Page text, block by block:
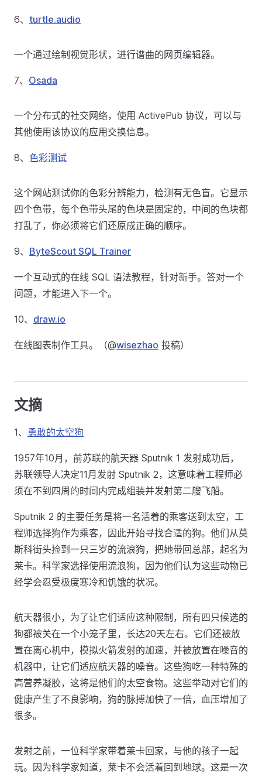
6、 turtle.audio
一个通过绘制视觉形状，进行谱曲的网页编辑器。
7、 Osada
一个分布式的社交网络，使用 ActivePub 协议，可以与
其他使用该协议的应用交换信息。
8、 色彩测试
这个网站测试你的色彩分辨能力，检测有无色盲。它显示
四个色带，每个色带头尾的色块是固定的，中间的色块都
打乱了，你必须将它们还原成正确的顺序。
9、 ByteScout SQL Trainer
一个互动式的在线 SQL 语法教程，针对新手。答对一个
问题，才能进入下一个。
10、 draw.io
在线图表制作工具。（@wisezhao 投稿）
文摘
1、 勇敢的太空狗
1957年10月，前苏联的航天器 Sputnik 1 发射成功后，
苏联领导人决定11月发射 Sputnik 2，这意味着工程师必
须在不到四周的时间内完成组装并发射第二艘飞船。
Sputnik 2 的主要任务是将一名活着的乘客送到太空，工
程师选择狗作为乘客，因此开始寻找合适的狗。他们从莫
斯科街头捡到一只三岁的流浪狗，把她带回总部，起名为
莱卡。科学家选择使用流浪狗，因为他们认为这些动物已
经学会忍受极度寒冷和饥饿的状况。
航天器很小，为了让它们适应这种限制，所有四只候选的
狗都被关在一个小笼子里，长达20天左右。它们还被放
置在离心机中，模拟火箭发射的加速，并被放置在噪音的
机器中，让它们适应航天器的噪音。这些狗吃一种特殊的
高营养凝胶，这将是他们的太空食物。这些举动对它们的
健康产生了不良影响，狗的脉搏加快了一倍，血压增加了
很多。
发射之前，一位科学家带着莱卡回家，与他的孩子一起
玩。因为科学家知道，莱卡不会活着回到地球。这是一次